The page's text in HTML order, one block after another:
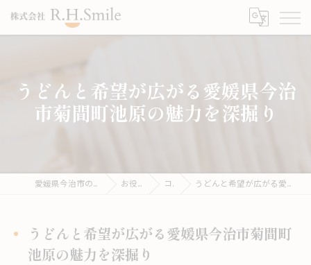
うどんと希望が広がる愛媛県今治
市菊間町池原の魅力を深掘り
愛媛県今治市のうどんならこがね製麺所 お役立ち情報 コラム うどんと希望が広がる愛媛県今治市菊間町池原の魅力を深掘り
うどんと希望が広がる愛媛県今治市菊間町
池原の魅力を深掘り